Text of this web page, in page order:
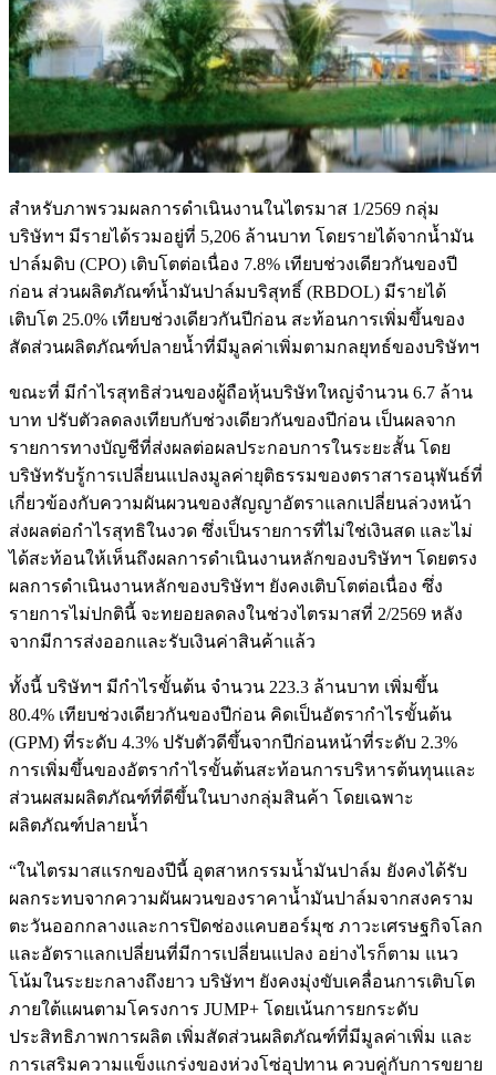
สำหรับภาพรวมผลการดำเนินงานในไตรมาส 1/2569 กลุ่ม
บริษัทฯ มีรายได้รวมอยู่ที่ 5,206 ล้านบาท โดยรายได้จากน้ำมัน
ปาล์มดิบ (CPO) เติบโตต่อเนื่อง 7.8% เทียบช่วงเดียวกันของปี
ก่อน ส่วนผลิตภัณฑ์น้ำมันปาล์มบริสุทธิ์ (RBDOL) มีรายได้
เติบโต 25.0% เทียบช่วงเดียวกันปีก่อน สะท้อนการเพิ่มขึ้นของ
สัดส่วนผลิตภัณฑ์ปลายน้ำที่มีมูลค่าเพิ่มตามกลยุทธ์ของบริษัทฯ
ขณะที่ มีกำไรสุทธิส่วนของผู้ถือหุ้นบริษัทใหญ่จำนวน 6.7 ล้าน
บาท ปรับตัวลดลงเทียบกับช่วงเดียวกันของปีก่อน เป็นผลจาก
รายการทางบัญชีที่ส่งผลต่อผลประกอบการในระยะสั้น โดย
บริษัทรับรู้การเปลี่ยนแปลงมูลค่ายุติธรรมของตราสารอนุพันธ์ที่
เกี่ยวข้องกับความผันผวนของสัญญาอัตราแลกเปลี่ยนล่วงหน้า
ส่งผลต่อกำไรสุทธิในงวด ซึ่งเป็นรายการที่ไม่ใช่เงินสด และไม่
ได้สะท้อนให้เห็นถึงผลการดำเนินงานหลักของบริษัทฯ โดยตรง
ผลการดำเนินงานหลักของบริษัทฯ ยังคงเติบโตต่อเนื่อง ซึ่ง
รายการไม่ปกตินี้ จะทยอยลดลงในช่วงไตรมาสที่ 2/2569 หลัง
จากมีการส่งออกและรับเงินค่าสินค้าแล้ว
ทั้งนี้ บริษัทฯ มีกำไรขั้นต้น จำนวน 223.3 ล้านบาท เพิ่มขึ้น
80.4% เทียบช่วงเดียวกันของปีก่อน คิดเป็นอัตรากำไรขั้นต้น
(GPM) ที่ระดับ 4.3% ปรับตัวดีขึ้นจากปีก่อนหน้าที่ระดับ 2.3%
การเพิ่มขึ้นของอัตรากำไรขั้นต้นสะท้อนการบริหารต้นทุนและ
ส่วนผสมผลิตภัณฑ์ที่ดีขึ้นในบางกลุ่มสินค้า โดยเฉพาะ
ผลิตภัณฑ์ปลายน้ำ
“ในไตรมาสแรกของปีนี้ อุตสาหกรรมน้ำมันปาล์ม ยังคงได้รับ
ผลกระทบจากความผันผวนของราคาน้ำมันปาล์มจากสงคราม
ตะวันออกกลางและการปิดช่องแคบฮอร์มุซ ภาวะเศรษฐกิจโลก
และอัตราแลกเปลี่ยนที่มีการเปลี่ยนแปลง อย่างไรก็ตาม แนว
โน้มในระยะกลางถึงยาว บริษัทฯ ยังคงมุ่งขับเคลื่อนการเติบโต
ภายใต้แผนตามโครงการ JUMP+ โดยเน้นการยกระดับ
ประสิทธิภาพการผลิต เพิ่มสัดส่วนผลิตภัณฑ์ที่มีมูลค่าเพิ่ม และ
การเสริมความแข็งแกร่งของห่วงโซ่อุปทาน ควบคู่กับการขยาย